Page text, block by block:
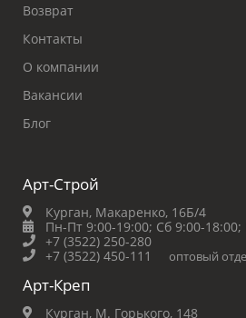
Возврат
Контакты
О компании
Вакансии
Блог
Арт-Строй
Курган, Макаренко, 16Б/4
Пн-Пт 9:00-19:00; Сб 9:00-18:00;
+7 (3522) 250-280
+7 (3522) 450-111
оптовый
Арт-Креп
Курган, М. Горького, 148